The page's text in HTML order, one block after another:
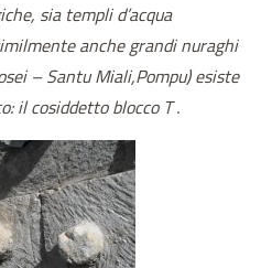
sia templi d’acqua
anche grandi nuraghi
– Santu Miali,Pompu) esiste
il cosiddetto blocco T .